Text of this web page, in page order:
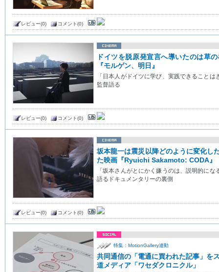
レビュー(0) コメント(0)
ドイツを脱原発宣言へ導いたのは草
『モルゲン、明日』
「日本人がドイツに学び、実践できることは
監督語る
レビュー(0) コメント(0)
坂本龍一は震災以降どのように変化し
た映画『Ryuichi Sakamoto: CODA』
「坂本さんがとにかく嫌うのは、説明的にな
語るドキュメンタリーの裏側
レビュー(0) コメント(0)
特集：MotionGallery連動
共同通信の「電通に買われた記事」を
道メディア「ワセダクロニクル」